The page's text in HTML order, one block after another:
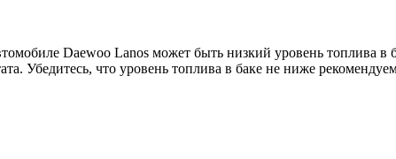
Daewoo Lanos может быть низкий уровень топлива в
Убедитесь, что уровень топлива в баке не ниже